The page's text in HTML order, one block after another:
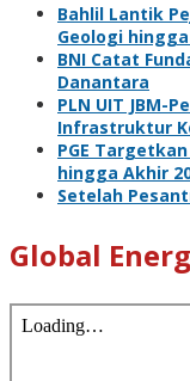
Bahlil Lantik
Geologi
BNI Catat
Danantara
PLN UIT JBM-
Infrastruktur
PGE
hingga Akhir
Setelah
Global